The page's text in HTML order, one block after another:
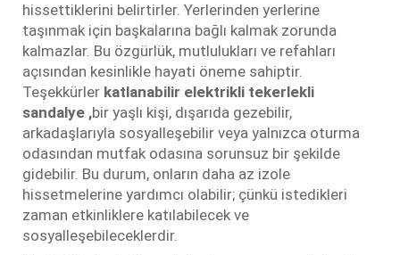
hissettiklerini belirtirler. Yerlerinden yerlerine
taşınmak için başkalarına bağlı kalmak zorunda
kalmazlar. Bu özgürlük, mutlulukları ve refahları
açısından kesinlikle hayati öneme sahiptir.
Teşekkürler katlanabilir elektrikli tekerlekli
sandalye ,bir yaşlı kişi, dışarıda gezebilir,
arkadaşlarıyla sosyalleşebilir veya yalnızca oturma
odasından mutfak odasına sorunsuz bir şekilde
gidebilir. Bu durum, onların daha az izole
hissetmelerine yardımcı olabilir; çünkü istedikleri
zaman etkinliklere katılabilecek ve
sosyalleşebileceklerdir.